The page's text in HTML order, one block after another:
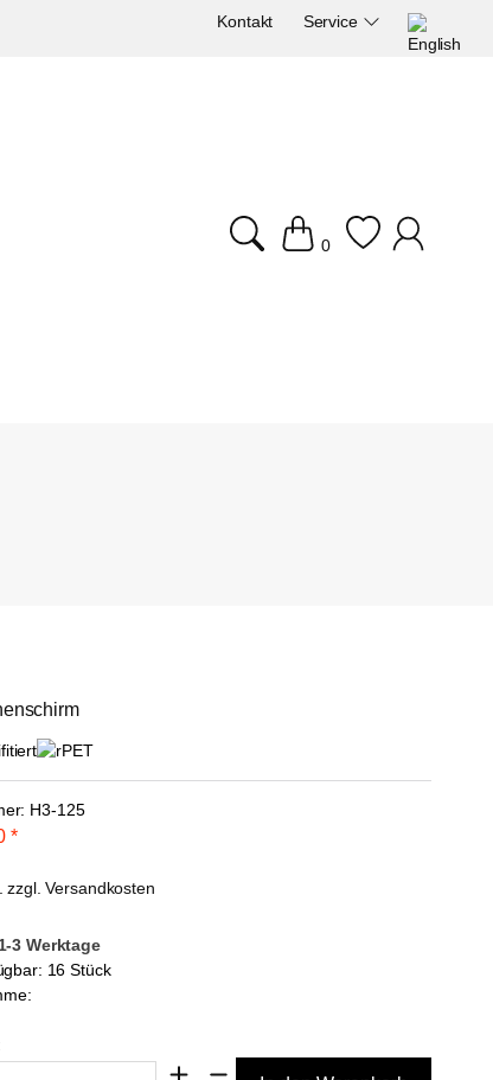
Kontakt Service
0
H3-125
*
zzgl. Versandkosten
3 Werktage
16 Stück